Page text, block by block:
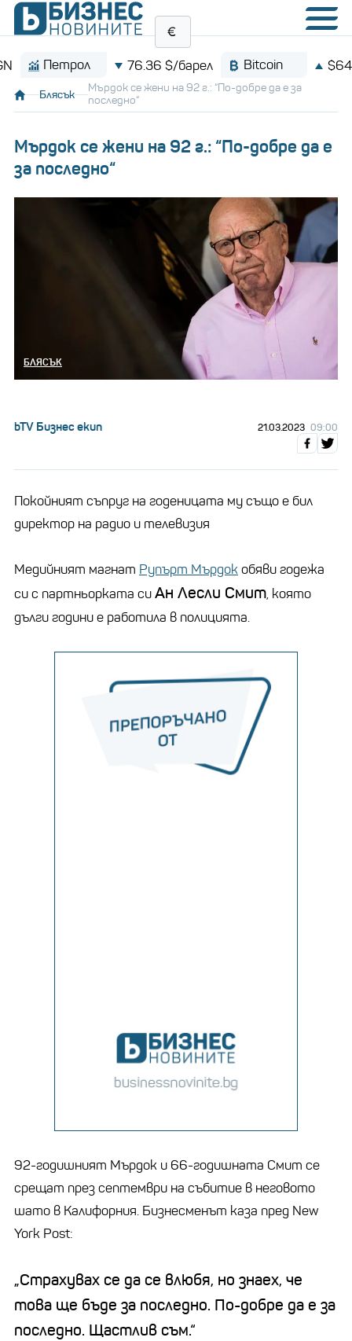
Петрол 76.36 $/барел Bitcoin $64,208.1
Блясък
Мърдок се жени на 92 г.: “По-добре да е за
последно“
Мърдок се жени на 92 г.: “По-добре да е
за последно“
БЛЯСЪК
bTV Бизнес екип 21.03.2023 09:00
Покойният съпруг на годеницата му също е бил
директор на радио и телевизия
Медийният магнат Рупърт Мърдокобяви годежа
си с партньорката сиАн Лесли Смит, която
дълги години е работила в полицията.
92-годишният Мърдок и 66-годишната Смит се
срещат през септември на събитие в неговото
шато в Калифорния. Бизнесменът каза пред New
York Post:
„Страхувах се да се влюбя, но знаех, че
това ще бъде за последно. По-добре да е за
последно. Щастлив съм.“